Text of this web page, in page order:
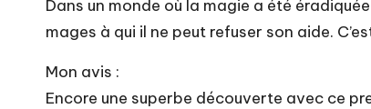
Dans un monde où la magie a été
mages à qui il ne peut refuser son aide.
Mon avis :
Encore une superbe découverte avec ce